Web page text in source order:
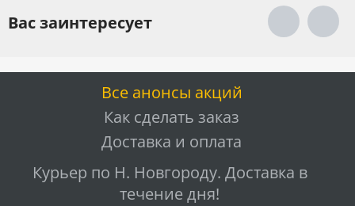
Вас заинтересует
Все анонсы акций
Как сделать заказ
Доставка и оплата
Курьер по Н. Новгороду. Доставка в
течение дня!